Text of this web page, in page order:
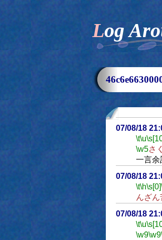
Log
07/08/18
\t\u
\w5さ
一言余
07/08/18
\t\h\s[0]
んざん
07/08/18
\t\u
\w9\w9